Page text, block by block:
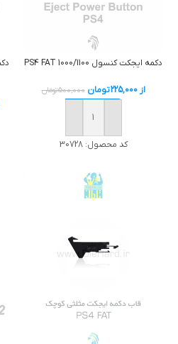
دکمه ایجکت کنسول PS4 FAT 1000/1100
از225,000تومان 500,000تومان
خرید
کد محصول:30728